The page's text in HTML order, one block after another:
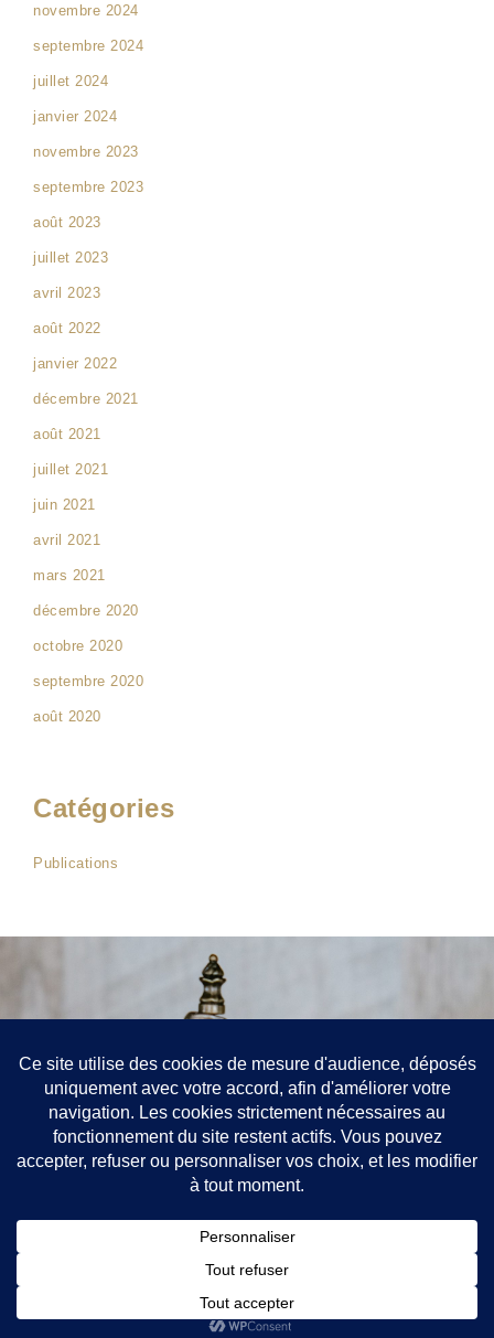
novembre 2024
septembre 2024
juillet 2024
janvier 2024
novembre 2023
septembre 2023
août 2023
juillet 2023
avril 2023
août 2022
janvier 2022
décembre 2021
août 2021
juillet 2021
juin 2021
avril 2021
mars 2021
décembre 2020
octobre 2020
septembre 2020
août 2020
Catégories
Publications
52 rue de Richelieu, Paris 75001
+33688907201
jean-philippe.chatelain@avocat.fr
Toque : EV
Mentions légales